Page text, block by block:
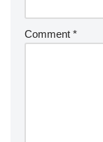
Comment *